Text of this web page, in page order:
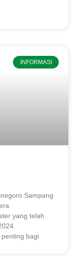
INFORMASI
Sampang
yang telah
bagi